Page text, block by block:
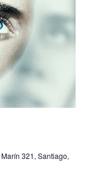
Marín 321, Santiago,